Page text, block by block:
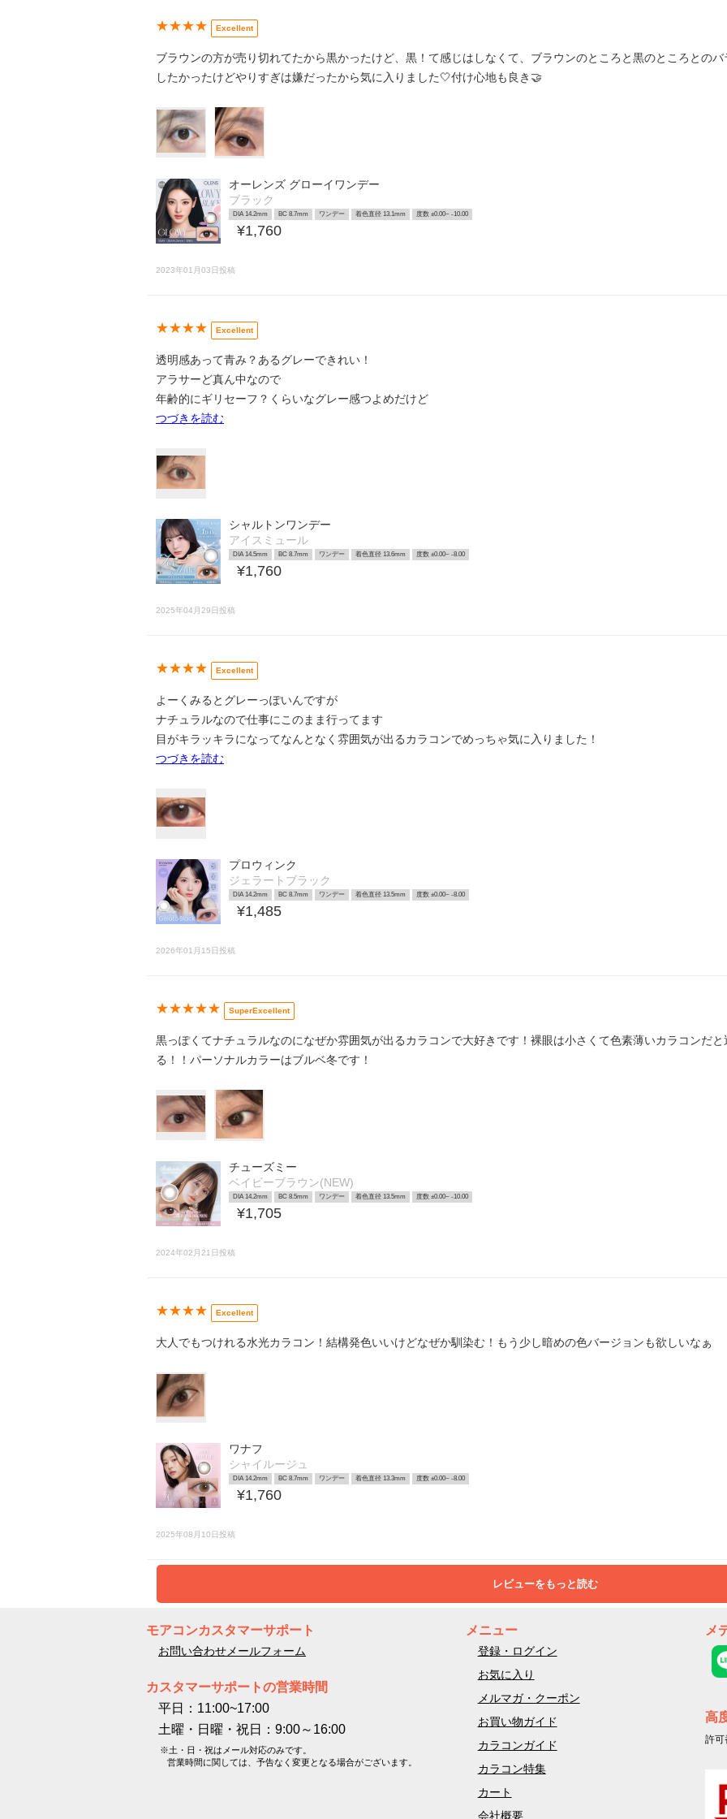
★★★★ Excellent
ブラウンの方が売り切れてたから黒かったけど、黒！て感じはしなくて、ブラウンのところと黒のところとの
したかったけどやりすぎは嫌だったから気に入りました🤍付け心地も良き🤝
オーレンズ グローイワンデー
ブラック
DIA 14.2mm BC 8.7mm ワンデー 着色直径 13.1mm 度数 ±0.00~ -10.00
¥1,760
2023年01月03日投稿
★★★★ Excellent
透明感あって青み？あるグレーできれい！
アラサーど真ん中なので
年齢的にギリセーフ？くらいなグレー感つよめだけど
つづきを読む
シャルトンワンデー
アイスミュール
DIA 14.5mm BC 8.7mm ワンデー 着色直径 13.6mm 度数 ±0.00~ -8.00
¥1,760
2025年04月29日投稿
★★★★ Excellent
よーくみるとグレーっぽいんですが
ナチュラルなので仕事にこのまま行ってます
目がキラッキラになってなんとなく雰囲気が出るカラコンでめっちゃ気に入りました！
つづきを読む
プロウィンク
ジェラートブラック
DIA 14.2mm BC 8.7mm ワンデー 着色直径 13.5mm 度数 ±0.00~ -8.00
¥1,485
2026年01月15日投稿
★★★★★ SuperExcellent
黒っぽくてナチュラルなのになぜか雰囲気が出るカラコンで大好きです！裸眼は小さくて色素薄いカラコンだ
る！！パーソナルカラーはブルベ冬です！
チューズミー
ベイビーブラウン(NEW)
DIA 14.2mm BC 8.5mm ワンデー 着色直径 13.5mm 度数 ±0.00~ -10.00
¥1,705
2024年02月21日投稿
★★★★ Excellent
大人でもつけれる水光カラコン！結構発色いいけどなぜか馴染む！もう少し暗めの色バージョンも欲しいなぁ
ワナフ
シャイルージュ
DIA 14.2mm BC 8.7mm ワンデー 着色直径 13.3mm 度数 ±0.00~ -8.00
¥1,760
2025年08月10日投稿
レビューをもっと読む
モアコンカスタマーサポート
お問い合わせメールフォーム
カスタマーサポートの営業時間
平日：11:00~17:00
土曜・日曜・祝日：9:00～16:00
※土・日・祝はメール対応のみです。
営業時間に関しては、予告なく変更となる場合がございます。
メニュー
登録・ログイン
お気に入り
メルマガ・クーポン
お買い物ガイド
カラコンガイド
カラコン特集
カート
会社概要
メ
高
許可